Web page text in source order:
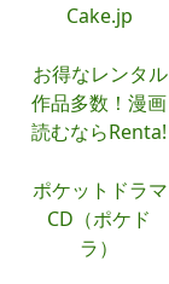
Cake.jp
お得なレンタル
作品多数！漫画
読むならRenta!
ポケットドラマ
CD（ポケド
ラ）